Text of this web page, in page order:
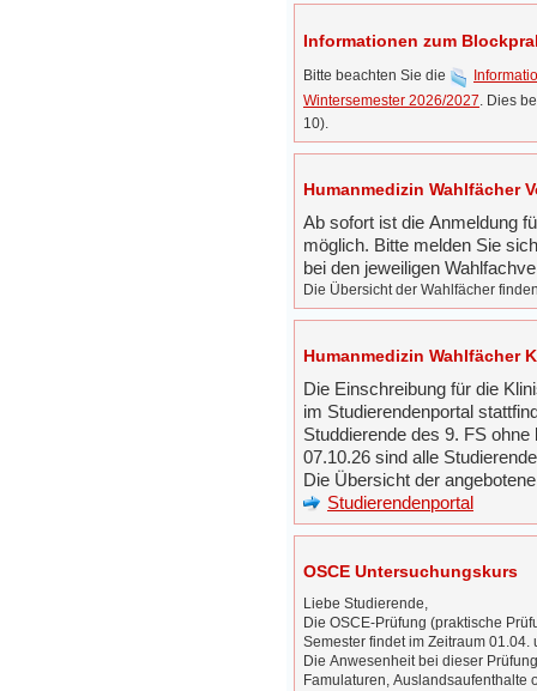
Informationen zum
Bitte beachten Sie die
Wintersemester 2026/2027 . Dies
10).
Humanmedizin Wahlfächer
Ab sofort ist die Anmeldung
möglich. Bitte melden Sie
bei den jeweiligen
Die Übersicht der Wahlfächer
Humanmedizin Wahlfächer
Die Einschreibung für die
im Studierendenportal
Studdierende des 9. FS
07.10.26 sind alle
Die Übersicht der
Studierendenportal
OSCE Untersuchungskurs
Liebe Studierende,
Die OSCE-Prüfung (praktische
Semester findet im Zeitraum 01.04.
Die Anwesenheit bei dieser
Famulaturen, Auslandsaufenthalte